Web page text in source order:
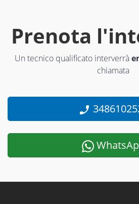
Prenota
Un tecnico qualificato interverrà
chiamata